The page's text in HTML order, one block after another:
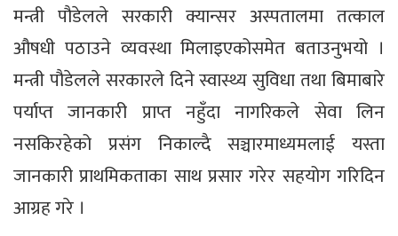
मन्त्री पौडेलले सरकारी क्यान्सर अस्पतालमा तत्काल
औषधी पठाउने व्यवस्था मिलाइएकोसमेत बताउनुभयो ।
मन्त्री पौडेलले सरकारले दिने स्वास्थ्य सुविधा तथा बिमाबारे
पर्याप्त जानकारी प्राप्त नहुँदा नागरिकले सेवा लिन
नसकिरहेको प्रसंग निकाल्दै सञ्चारमाध्यमलाई यस्ता
जानकारी प्राथमिकताका साथ प्रसार गरेर सहयोग गरिदिन
आग्रह गरे ।